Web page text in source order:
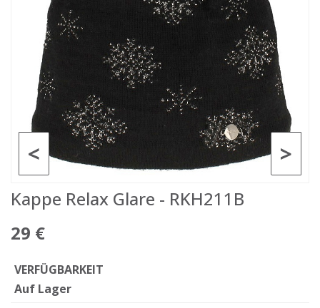
>
<
Kappe Relax Glare - RKH211B
29 €
VERFÜGBARKEIT
Auf Lager